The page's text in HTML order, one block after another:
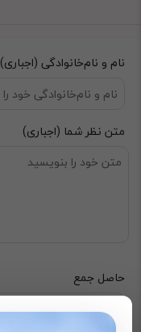
نام و نام‌خانوادگی (اجباری)
متن نظر شما (اجباری)
حاصل جمع